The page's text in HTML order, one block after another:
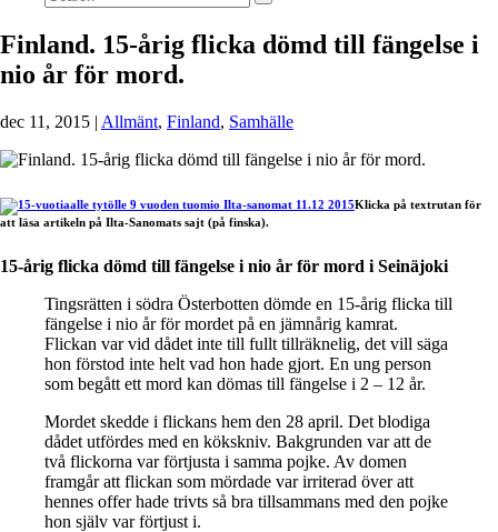
Finland. 15-årig flicka dömd till fängelse i
nio år för mord.
dec 11, 2015 | Allmänt, Finland, Samhälle
Klicka på textrutan för
att läsa artikeln på Ilta-Sanomats sajt (på finska).
15-årig flicka dömd till fängelse i nio år för mord i Seinäjoki
Tingsrätten i södra Österbotten dömde en 15-årig flicka till
fängelse i nio år för mordet på en jämnårig kamrat.
Flickan var vid dådet inte till fullt tillräknelig, det vill säga
hon förstod inte helt vad hon hade gjort. En ung person
som begått ett mord kan dömas till fängelse i 2 – 12 år.
Mordet skedde i flickans hem den 28 april. Det blodiga
dådet utfördes med en kökskniv. Bakgrunden var att de
två flickorna var förtjusta i samma pojke. Av domen
framgår att flickan som mördade var irriterad över att
hennes offer hade trivts så bra tillsammans med den pojke
hon själv var förtjust i.